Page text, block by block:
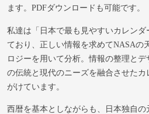
ます。PDFダウンロードも可能です。
私達は「日本で最も見やすいカレン
ており、正しい情報を求めてNASAの
ロジーを用いて分析。情報の整理と
の伝統と現代のニーズを融合させた
がけています。
西暦を基本としながらも、日本独自